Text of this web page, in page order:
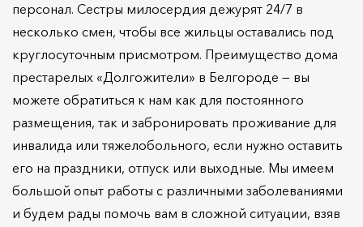
персонал. Сестры милосердия дежурят 24/7 в
несколько смен, чтобы все жильцы оставались под
круглосуточным присмотром. Преимущество дома
престарелых «Долгожители» в Белгороде — вы
можете обратиться к нам как для постоянного
размещения, так и забронировать проживание для
инвалида или тяжелобольного, если нужно оставить
его на праздники, отпуск или выходные. Мы имеем
большой опыт работы с различными заболеваниями
и будем рады помочь вам в сложной ситуации, взяв